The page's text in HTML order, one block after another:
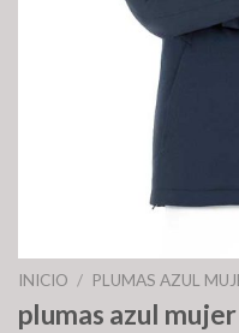
INICIO / PLUMAS AZUL
plumas azul mujer